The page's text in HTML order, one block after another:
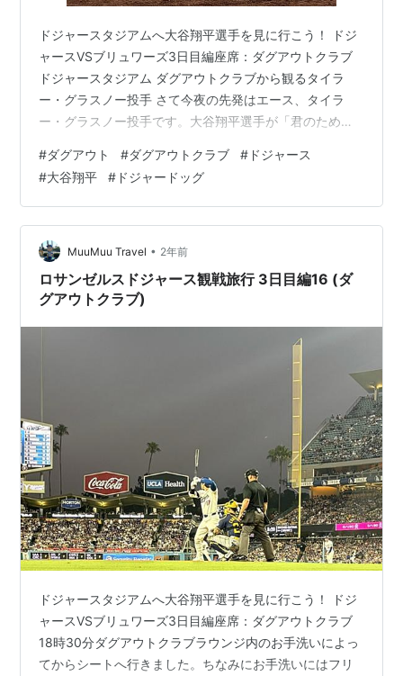
ドジャースタジアムへ大谷翔平選手を見に行こう！ ドジ
ャースVSブリュワーズ3日目編座席：ダグアウトクラブ
ドジャースタジアム ダグアウトクラブから観るタイラ
ー・グラスノー投手 さて今夜の先発はエース、タイラ
ー・グラスノー投手です。大谷翔平選手が「君のために
す。大谷選手は今日が30歳の誕生日ですし、グラスノー
投手が投げるし、久しぶりにホームランを打ってくれる
に違いありません。 ドジャースタジアム ダグアウトクラ
ブ準備をする大谷翔平選手 1回表、グラスノー投手がズバ
ッと3人で抑え、すぐに大谷選手の打席がきました。ボー
ルボーイがネクストバッターサーク…
#ダグアウト #ダグアウトクラブ # ドジャース
#大谷翔平 # ドジャードッグ
MuuMuu Travel • 2年前
ロサンゼルスドジャース観戦旅行 3日目編16 (ダ
グアウトクラブ)
ドジャースタジアムへ大谷翔平選手を見に行こう！ ドジ
ャースVSブリュワーズ3日目編座席：ダグアウトクラブ
18時30分ダグアウトクラブラウンジ内のお手洗いによっ
てからシートへ行きました。ちなみにお手洗いにはフリ